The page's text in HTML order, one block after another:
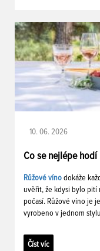
10. 06. 2026
Co se nejlépe hodí
Růžové víno dokáže
uvěřit, že kdysi bylo pití
počasí. Růžové víno je
vyrobeno v jednom
Číst víc